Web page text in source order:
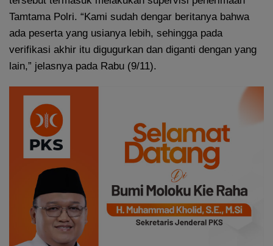
Tamtama Polri. “Kami sudah dengar beritanya bahwa
ada peserta yang usianya lebih, sehingga pada
verifikasi akhir itu digugurkan dan diganti dengan yang
lain,” jelasnya pada Rabu (9/11).